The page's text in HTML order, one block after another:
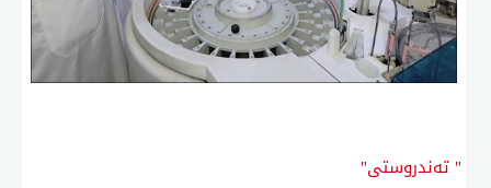
" تەندروستی"